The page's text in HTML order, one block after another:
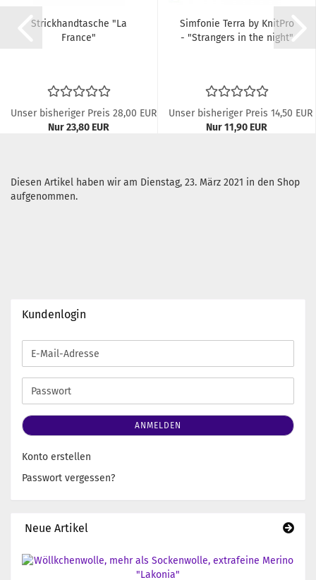
Strickhandtasche "La
France"
Unser bisheriger Preis 28,00 EUR
Nur 23,80 EUR
Simfonie Terra by KnitPro
- "Strangers in the night"
Unser bisheriger Preis 14,50 EUR
Nur 11,90 EUR
Diesen Artikel haben wir am Dienstag, 23. März 2021 in den Shop
aufgenommen.
Kundenlogin
E-
Mail-
Adresse
Passwort
ANMELDEN
Konto erstellen
Passwort vergessen?
Neue Artikel